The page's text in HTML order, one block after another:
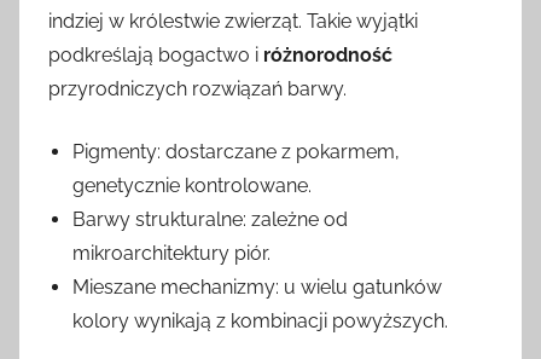
indziej w królestwie zwierząt. Takie wyjątki
podkreślają bogactwo i różnorodność
przyrodniczych rozwiązań barwy.
Pigmenty: dostarczane z pokarmem,
genetycznie kontrolowane.
Barwy strukturalne: zależne od
mikroarchitektury piór.
Mieszane mechanizmy: u wielu gatunków
kolory wynikają z kombinacji powyższych.